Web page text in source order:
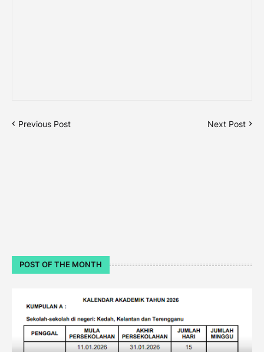
Previous Post Next Post
POST OF THE MONTH